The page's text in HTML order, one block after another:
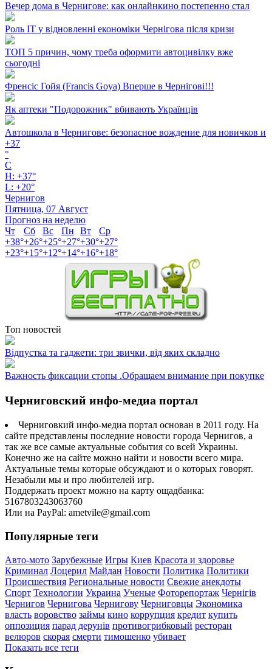
Вечер дома в Чернигове: как онлайнкино постепенно стал
Роль ІТ у відновленні економіки Чернігова після кризи
ТОП 5 причин, чому треба оформити автоцивілку вже
сьогодні
Френсіс Гойя (Francis Goya) Вперше в Чернігові!!!
Як аптеки "Подорожник" вбивають Українців
Автошкола в Чернигове: безопасное вождение для новичков и
+37
°
C
H: +37°
L: +20°
Чернигов
Пятница, 07 Август
Прогноз на неделю
Чт
Сб Вс Пн Вт
Ср
+38°+26°+25°+27°+30°+27°
+23°+15°+12°+14°+16°+18°
Топ новостей
Відпустка та гаджети: три звички, від яких складно
Важность фиксации стопы .Обращаем внимание при покупке
Черниговский инфо-медиа портал
Черниговкий инфо-медиа портал основан в 2011 году. На
сайте представлены последние новости города Чернигов, а
так же все самые актуальные события со всей Украины.
Конечно же на сайте можно найти и новости всего мира.
Актуальные темы которые обсуждают и о которых говорят.
Незабыли мы и про любителей игр.
Поддержать проект можно на карту ощадбанка:
5167803243063760
Или на PayPal: ametvile@gmail.com
Популярные теги
Авто-мото Зарубежные Игры Киев Красота и здоровье
Криминал Лоцерил Майдан Новости Политика Политики
Происшествия Региональные новости Свежие анекдоты
Спорт Технологии Украина Ученые Фоторепортаж Чернігів
Чернигов Чернигова Чернигову Черниговцы Экономика
власть воровство займы кино коррупция кредит купить
оппозиция парад дерунів противогрибковый ресторан
велюров скорая смерти тимошенко убивает
Показать все теги